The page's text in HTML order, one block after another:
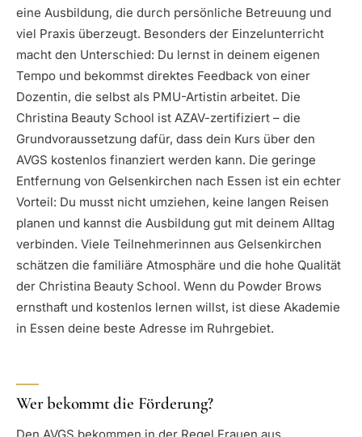
eine Ausbildung, die durch persönliche Betreuung und
viel Praxis überzeugt. Besonders der Einzelunterricht
macht den Unterschied: Du lernst in deinem eigenen
Tempo und bekommst direktes Feedback von einer
Dozentin, die selbst als PMU-Artistin arbeitet. Die
Christina Beauty School ist AZAV-zertifiziert – die
Grundvoraussetzung dafür, dass dein Kurs über den
AVGS kostenlos finanziert werden kann. Die geringe
Entfernung von Gelsenkirchen nach Essen ist ein echter
Vorteil: Du musst nicht umziehen, keine langen Reisen
planen und kannst die Ausbildung gut mit deinem Alltag
verbinden. Viele Teilnehmerinnen aus Gelsenkirchen
schätzen die familiäre Atmosphäre und die hohe Qualität
der Christina Beauty School. Wenn du Powder Brows
ernsthaft und kostenlos lernen willst, ist diese Akademie
in Essen deine beste Adresse im Ruhrgebiet.
Wer bekommt die Förderung?